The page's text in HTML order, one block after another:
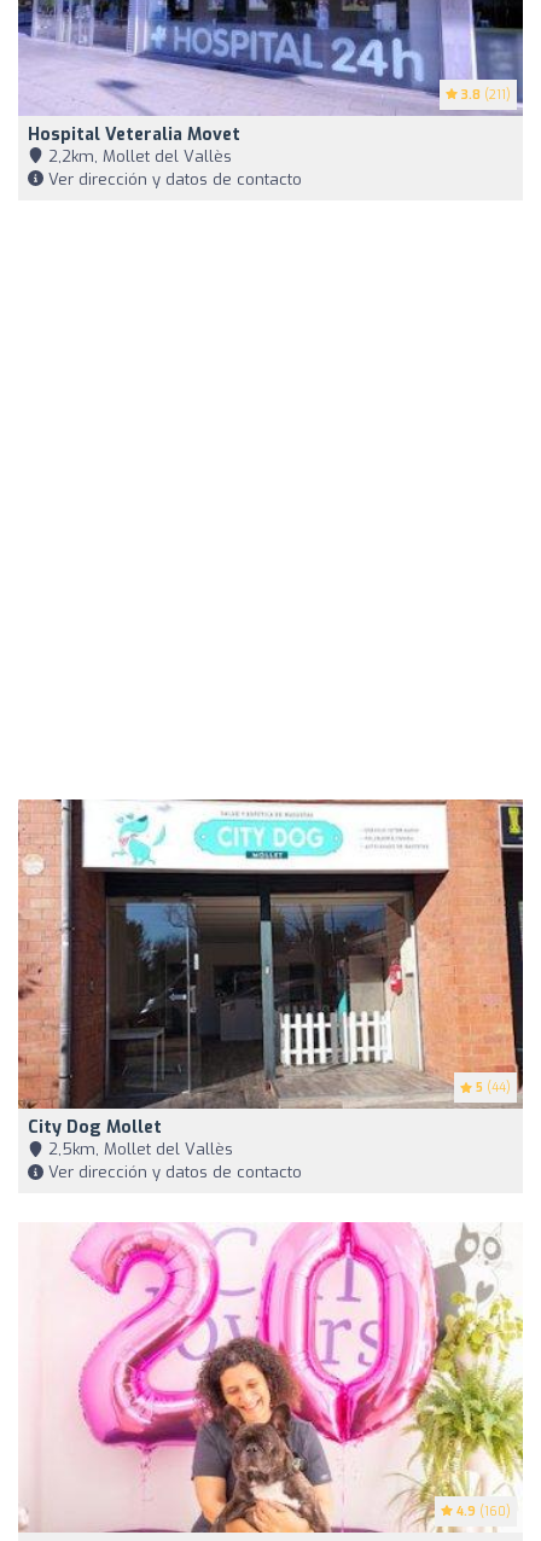
3.8 (211)
Hospital Veteralia Movet
2,2km, Mollet del Vallès
Ver dirección y datos de contacto
5 (44)
City Dog Mollet
2,5km, Mollet del Vallès
Ver dirección y datos de contacto
4.9 (160)